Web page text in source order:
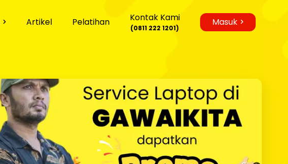
Artikel Pelatihan Kontak Kami
(0811 222 1201)
Masuk